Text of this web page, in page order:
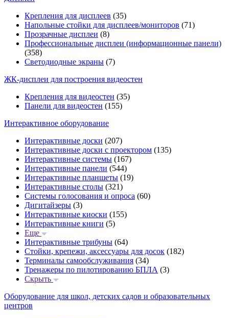
Крепления для дисплеев (35)
Напольные стойки для дисплеев/мониторов (71)
Прозрачные дисплеи (8)
Профессиональные дисплеи (информационные панели)
(358)
Светодиодные экраны (7)
ЖК-дисплеи для построения видеостен
Крепления для видеостен (35)
Панели для видеостен (155)
Интерактивное оборудование
Интерактивные доски (207)
Интерактивные доски с проектором (135)
Интерактивные системы (167)
Интерактивные панели (544)
Интерактивные планшеты (19)
Интерактивные столы (321)
Системы голосования и опроса (60)
Дигитайзеры (3)
Интерактивные киоски (155)
Интерактивные книги (5)
Еще
Интерактивные трибуны (64)
Стойки, крепежи, аксессуары для досок (182)
Терминалы самообслуживания (34)
Тренажеры по пилотированию БПЛА (3)
Скрыть
Оборудование для школ, детских садов и образовательных
центров